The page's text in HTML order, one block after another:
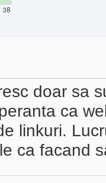
38
doar sa
ca
linkuri.
ca facand